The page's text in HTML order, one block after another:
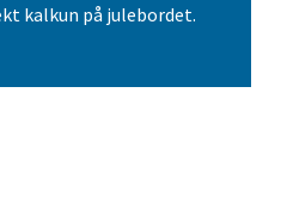
kalkun på julebordet.